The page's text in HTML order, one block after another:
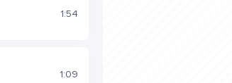
1:54
1:09